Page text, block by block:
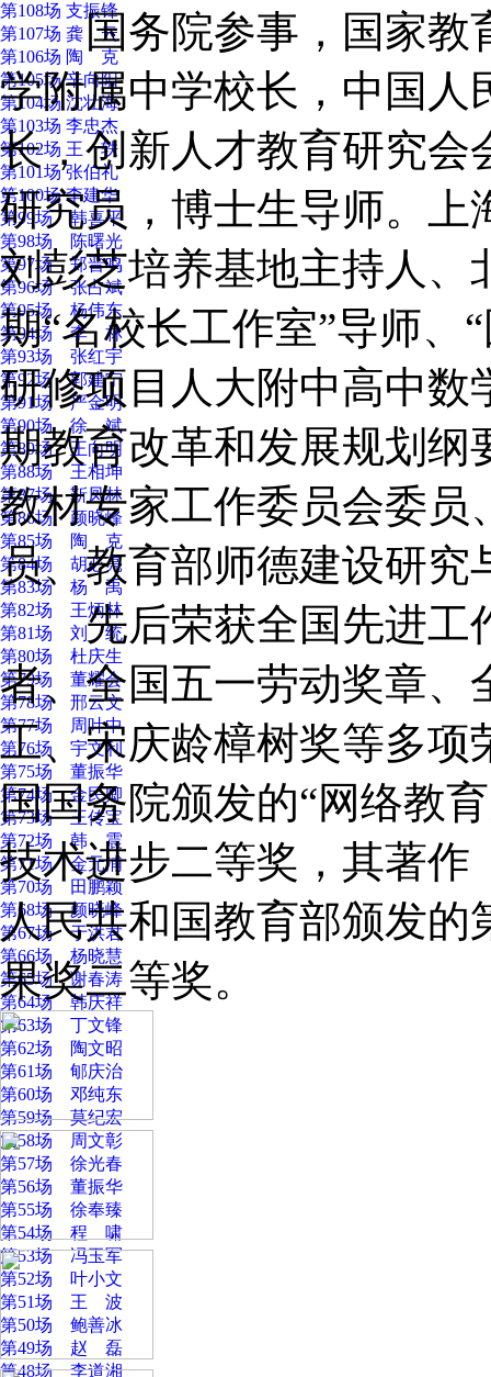
第108场 支振锋
第107场 龚 云
第106场 陶 克
第105场 辛向阳
第104场 沈壮海
第103场 李忠杰
第102场 王 轶
第101场 张伯礼
第100场 李建华
第99场 韩喜平
第98场 陈曙光
第97场 郑晋鸣
第96场 张占斌
第95场 杨伟东
第94场 李 林
第93场 张红宇
第92场 郭建宁
第91场 严金明
第90场 徐 斌
第89场 王向明
第88场 王相坤
第87场 靳凤林
第86场 颜晓峰
第85场 陶 克
第84场 胡必亮
第83场 杨 禹
第82场 王炳林
第81场 刘 统
第80场 杜庆生
第79场 董耀会
第78场 邢云文
第77场 周叶中
第76场 宇文利
第75场 董振华
第74场 金民卿
第73场 王传宝
第72场 韩 震
第71场 金元浦
第70场 田鹏颖
第68场 颜晓峰
第67场 于洪君
第66场 杨晓慧
第65场 谢春涛
第64场 韩庆祥
第63场 丁文锋
第62场 陶文昭
第61场 郇庆治
第60场 邓纯东
第59场 莫纪宏
第58场 周文彰
第57场 徐光春
第56场 董振华
第55场 徐奉臻
第54场 程 啸
第53场 冯玉军
第52场 叶小文
第51场 王 波
第50场 鲍善冰
第49场 赵 磊
第48场 李道湘
国务院参事，国家教育
学附属中学校长，中国人
长，创新人才教育研究会
研究员，博士生导师。上
刘彭芝培养基地主持人、
期“名校长工作室”导师
研修项目人大附中高中数
期教育改革和发展规划纲
教材专家工作委员会委员
员、教育部师德建设研究
先后荣获全国先进工作
者、全国五一劳动奖章、
工、宋庆龄樟树奖等多项
国国务院颁发的“网络教
技术进步二等奖，其著作
人民共和国教育部颁发的
果奖二等奖。